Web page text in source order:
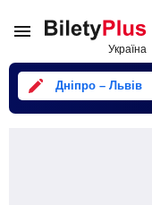
Дніпро – Львів